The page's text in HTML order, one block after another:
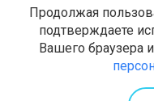
Продолжая
подтверждаете
Вашего браузера